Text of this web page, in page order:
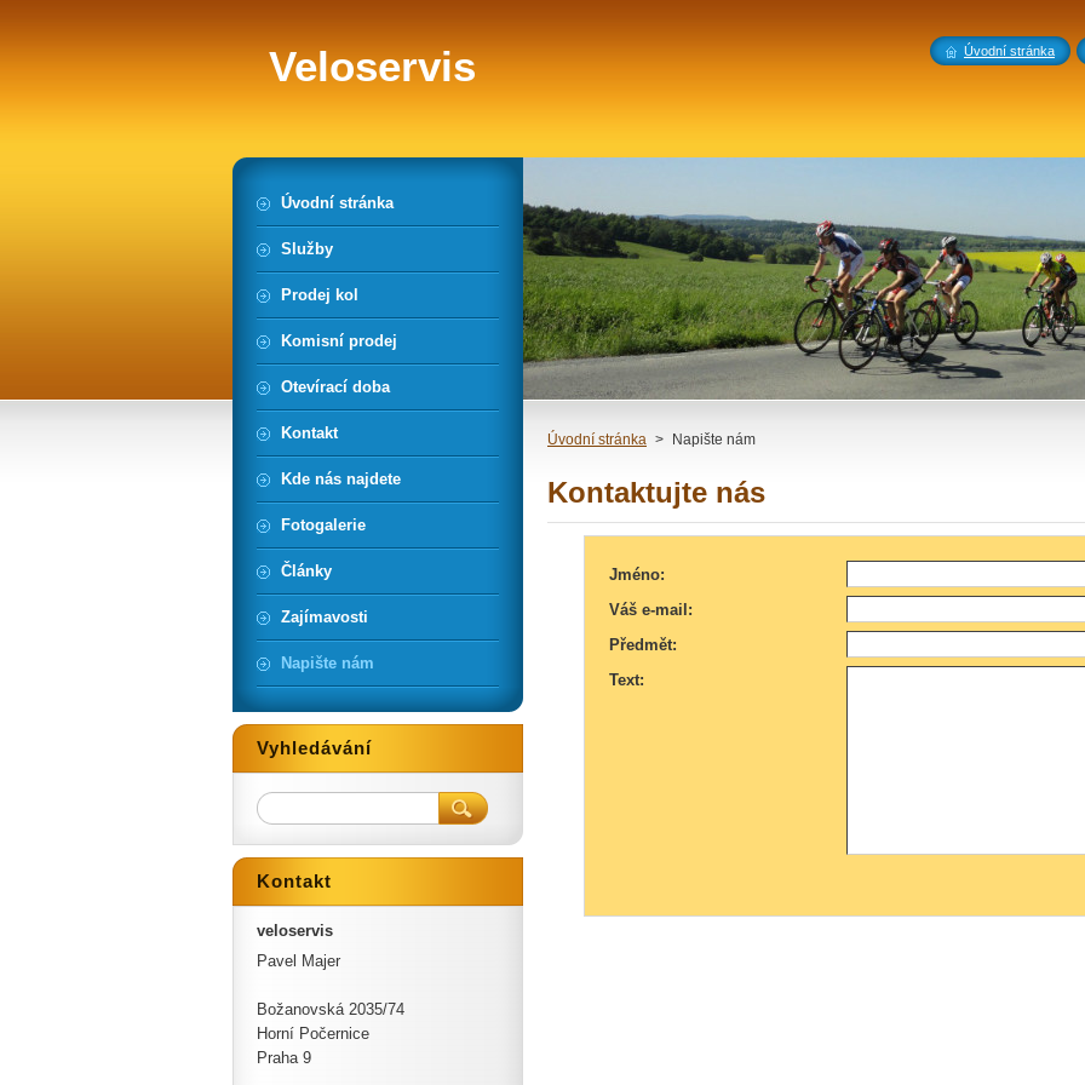
Veloservis
Úvodní stránka > Napište nám
Kontaktujte nás
Jméno:
Váš e-mail:
Předmět:
Text:
Úvodní stránka
Služby
Prodej kol
Komisní prodej
Otevírací doba
Kontakt
Kde nás najdete
Fotogalerie
Články
Zajímavosti
Napište nám
Vyhledávání
Kontakt
veloservis
Pavel Majer
Božanovská 2035/74
Horní Počernice
Praha 9
Úvodní stránka